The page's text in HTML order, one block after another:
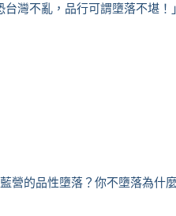
灣不亂，品行可謂墮落不堪！
營的品性墮落？你不墮落為什